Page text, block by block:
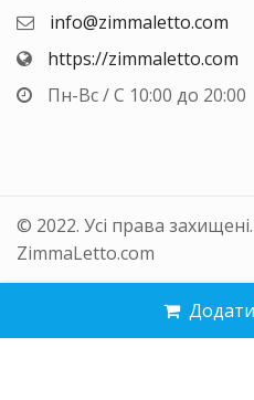
info@zimmaletto.com
https://zimmaletto.com
Пн-Вс / С 10:00 до 20:00
© 2022. Усі права
ZimmaLetto.com